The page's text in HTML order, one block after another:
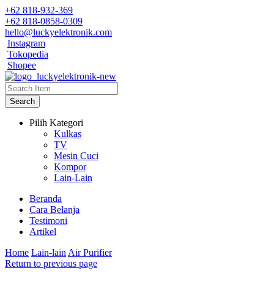
+62 818-932-369
+62 818-0858-0309
hello@luckyelektronik.com
Instagram
Tokopedia
Shopee
Search
Pilih Kategori
Kulkas
TV
Mesin Cuci
Kompor
Lain-Lain
Beranda
Cara Belanja
Testimoni
Artikel
Home Lain-lain Air Purifier
Return to previous page